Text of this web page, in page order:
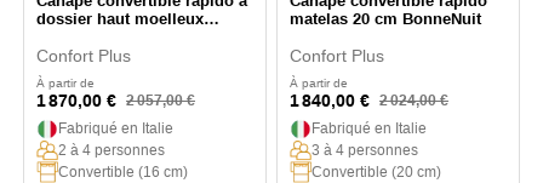
dossier haut moelleux
Confort Plus
À partir de
1 870,00 € 2 057,00 €
Fabriqué en Italie
2 à 4 personnes
Convertible (16 cm)
matelas 20 cm BonneNuit
Confort Plus
À partir de
1 840,00 € 2 024,00 €
Fabriqué en Italie
3 à 4 personnes
Convertible (20 cm)